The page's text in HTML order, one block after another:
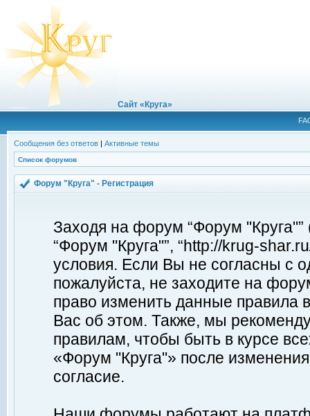
Сайт «Круга»
Сообщения без ответов | Активные темы
Список форумов
Форум "Круга" - Регистрация
Заходя на форум “Форум
“Форум "Круга"”, “http://krug-
условия. Если Вы не согласны с
пожалуйста, не заходите на
право изменить данные правила
Вас об этом. Также, мы
правилам, чтобы быть в курсе
«Форум "Круга"» после
согласие.